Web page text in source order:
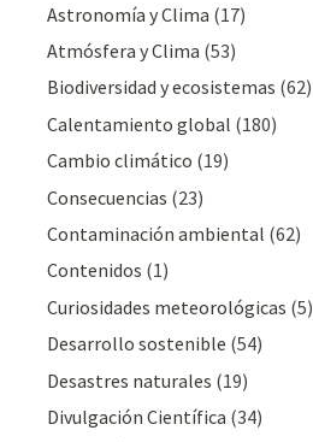
Astronomía y Clima (17)
Atmósfera y Clima (53)
Biodiversidad y ecosistemas (62)
Calentamiento global (180)
Cambio climático (19)
Consecuencias (23)
Contaminación ambiental (62)
Contenidos (1)
Curiosidades meteorológicas (5)
Desarrollo sostenible (54)
Desastres naturales (19)
Divulgación Cientí­fica (34)